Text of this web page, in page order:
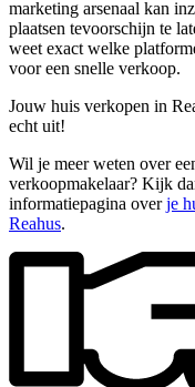
marketing arsenaal kan
plaatsen tevoorschijn te
weet exact welke
voor een snelle verkoop.
Jouw huis verkopen in
echt uit!
Wil je meer weten over
verkoopmakelaar? Kijk
informatiepagina overje
Reahus.